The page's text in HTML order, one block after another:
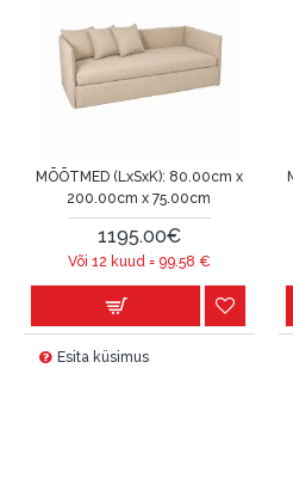
MÕÕTMED (LxSxK): 80.00cm x
200.00cm x 75.00cm
1195.00€
Või 12 kuud = 99.58 €
Esita küsimus